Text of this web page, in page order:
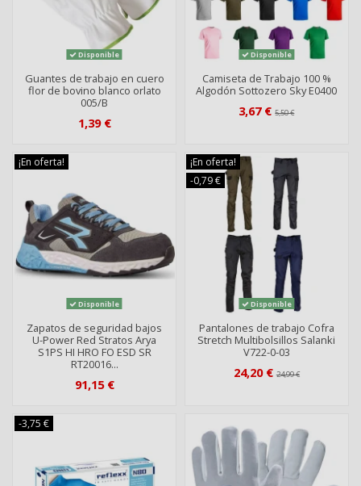
Disponible
Guantes de trabajo en cuero
flor de bovino blanco orlato
005/B
1,39 €
Disponible
Camiseta de Trabajo 100 %
Algodón Sottozero Sky E0400
3,67 €5,50 €
¡En oferta!
Disponible
Zapatos de seguridad bajos
U-Power Red Stratos Arya
S1PS HI HRO FO ESD SR
RT20016...
91,15 €
¡En oferta!
-0,79 €
Disponible
Pantalones de trabajo Cofra
Stretch Multibolsillos Salanki
V722-0-03
24,20 €24,99 €
-3,75 €